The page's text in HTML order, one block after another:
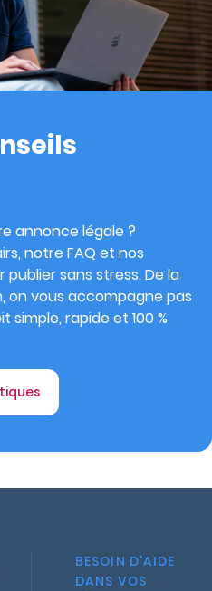
annonce légale ?
notre FAQ et nos
sans stress. De la
on vous accompagne pas
rapide et 100 %
BESOIN D'AIDE
DANS VOS